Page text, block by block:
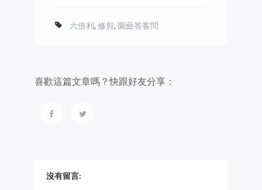
六倍利, 修剪, 園藝答客問
喜歡這篇文章嗎？快跟好友分享：
沒有留言: